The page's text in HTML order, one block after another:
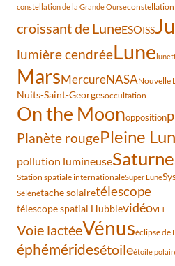
constellation de la Grande Ourseconstellation
croissant de LuneESOISS
lumière cendréeLune
MarsMercureNASANouvelle
Nuits-Saint-Georgesoccultation
On the Moonopposition
Planète rougePleine
pollution lumineuseSaturne
Station spatiale internationaleSuper Lune
Sélénétache solairetélescope
télescope spatial HubblevidéoVLT
Voie lactéeVénuséclipse de
éphéméridesétoileétoile